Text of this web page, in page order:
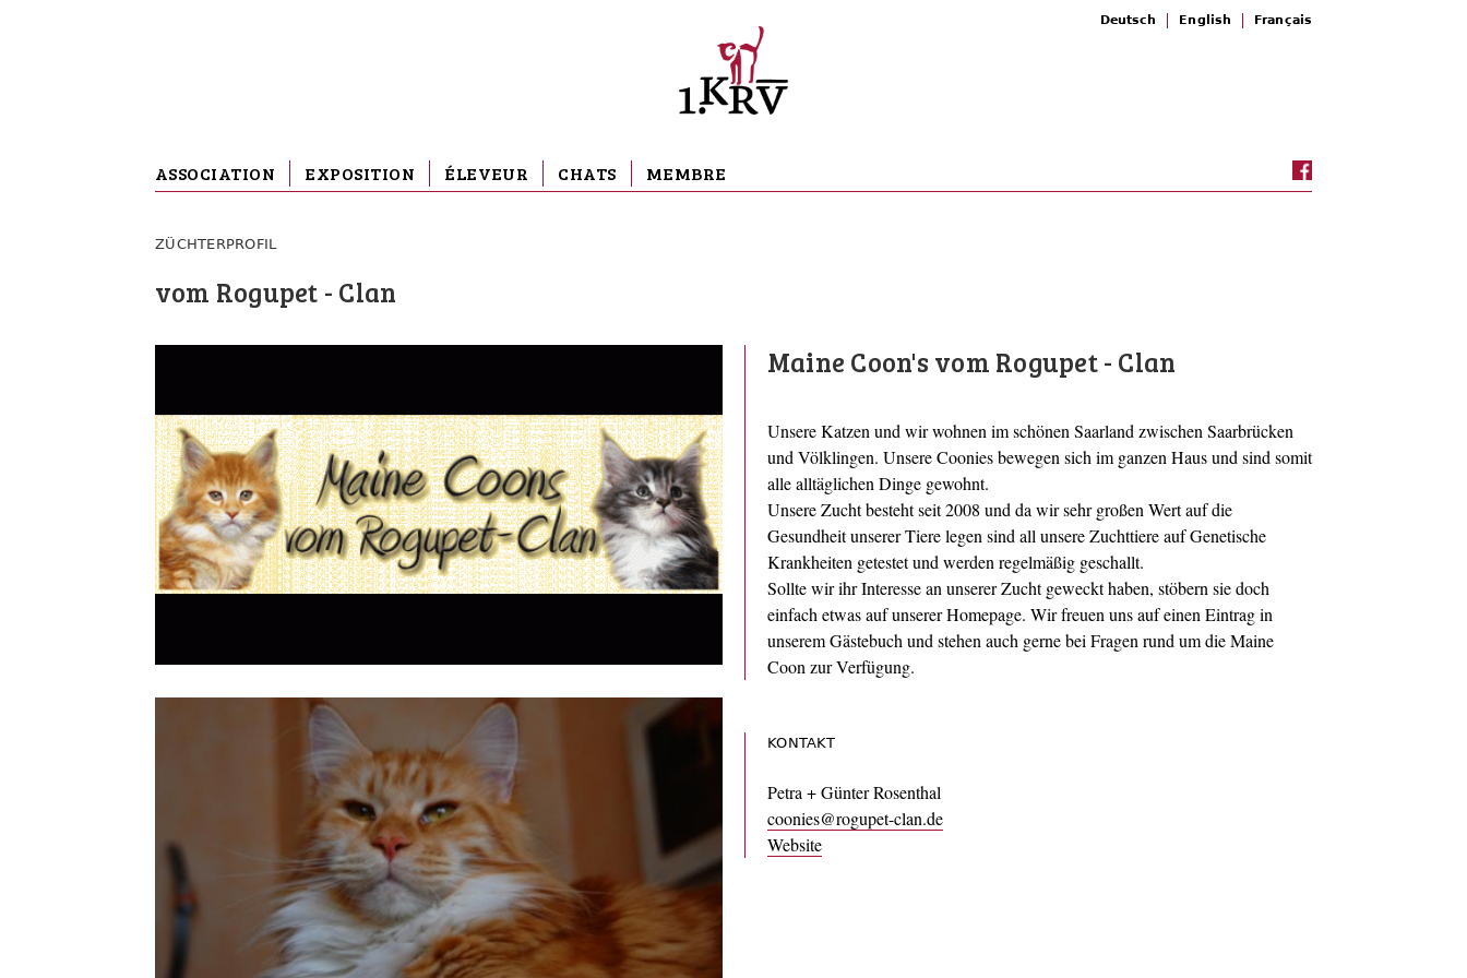
ASSOCIATION EXPOSITION ÉLEVEUR CHATS MEMBRE
Deutsch English Français
ZÜCHTERPROFIL
vom Rogupet - Clan
Maine Coon's vom Rogupet - Clan
Unsere Katzen und wir wohnen im schönen Saarland zwischen Saarbrücken
und Völklingen. Unsere Coonies bewegen sich im ganzen Haus und sind somit
alle alltäglichen Dinge gewohnt.
Unsere Zucht besteht seit 2008 und da wir sehr großen Wert auf die
Gesundheit unserer Tiere legen sind all unsere Zuchttiere auf Genetische
Krankheiten getestet und werden regelmäßig geschallt.
Sollte wir ihr Interesse an unserer Zucht geweckt haben, stöbern sie doch
einfach etwas auf unserer Homepage. Wir freuen uns auf einen Eintrag in
unserem Gästebuch und stehen auch gerne bei Fragen rund um die Maine
Coon zur Verfügung.
KONTAKT
Petra + Günter Rosenthal
coonies@rogupet-clan.de
Website